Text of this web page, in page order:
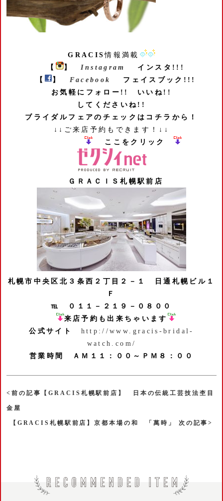
GRACIS情報満載
【
】 Instagram
インスタ!!!
【
】 Facebook
フェイスブック!!!
お気軽にフォロー!! いいね!!
してくださいね!!
ブライダルフェアのチェックはコチラから！
↓↓ご来店予約もできます！↓↓
ここをクリック
ＧＲＡＣＩＳ札幌駅前店
札幌市中央区北３条西２丁目２－１
日通札幌ビル１
Ｆ
℡ ０１１－２１９－０８００
来店予約も出来ちゃいます
公式サイト
http://www.gracis-bridal-
watch.com/
営業時間 ＡＭ１１：００～ＰＭ８：００
<前の記事【GRACIS札幌駅前店】 日本の伝統工芸技法杢目
金屋
【GRACIS札幌駅前店】京都本場の和 「萬時」 次の記事>